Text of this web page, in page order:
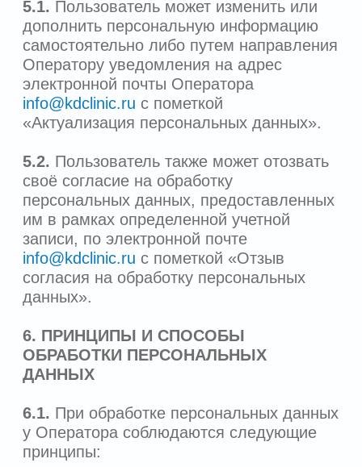
которые будут осуществляться с ПДн,
обеспечивать безопасность ПДн при
их обработке.
6.7.При передаче ПДн в рамках
федерального законодательства нужно
ограничивать передаваемую
информацию только теми ПДн, которые
необходимы для выполнения требований
6.8.Базы данных информации,
содержащие персональные данные
граждан Российской Федерации,
размещаются на территории Российской
Федерации.
6.9.Оператор не осуществляет передачу
персональных данных в третьи страны.
7. ХРАНЕНИЕ, ЗАЩИТА, ИСПРАВЛЕНИЕ
И УНИЧТОЖЕНИЕ ПЕРСОНАЛЬНЫХ
7.1.Безопасность персональных данных,
которые обрабатываются Оператором,
обеспечивается путем реализации
и технических мер, необходимых для
выполнения в полном объеме
требований действующего
законодательства в области защиты
персональных данных.